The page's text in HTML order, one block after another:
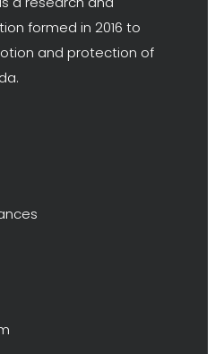
formed in 2016 to
and protection of